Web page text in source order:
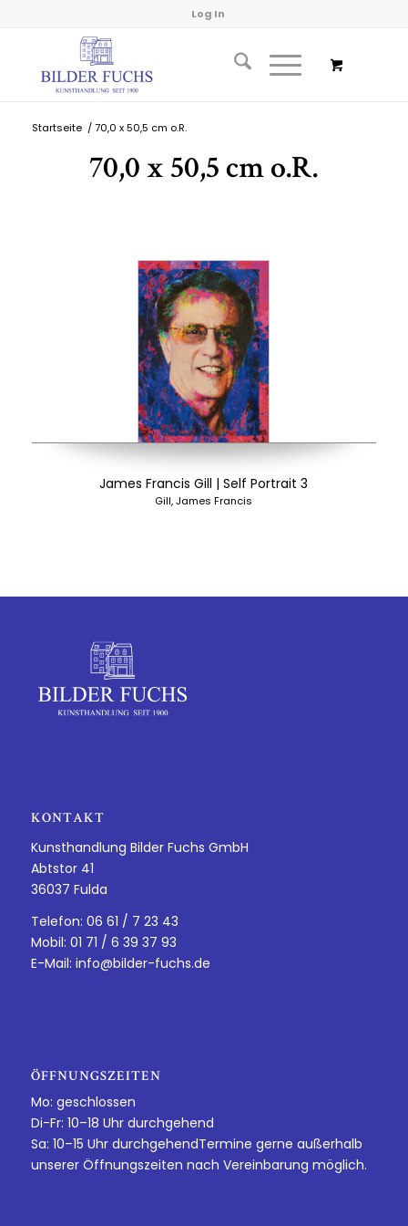
Log In
Startseite / 70,0 x 50,5 cm o.R.
70,0 x 50,5 cm o.R.
James Francis Gill | Self Portrait 3
Gill, James Francis
KONTAKT
Kunsthandlung Bilder Fuchs GmbH
Abtstor 41
36037 Fulda
Telefon: 06 61 / 7 23 43
Mobil: 01 71 / 6 39 37 93
E-Mail: info@bilder-fuchs.de
ÖFFNUNGSZEITEN
Mo: geschlossen
Di-Fr: 10–18 Uhr durchgehend
Sa: 10–15 Uhr durchgehendTermine gerne außerhalb
unserer Öffnungszeiten nach Vereinbarung möglich.